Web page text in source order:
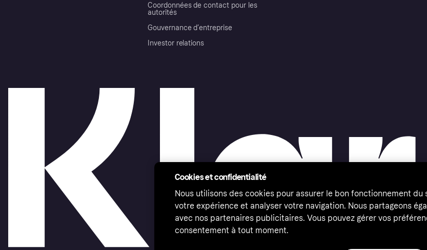
Coordonnées de contact pour les
autorités
Gouvernance d’entreprise
Investor relations
Cookies et confidentialité
Nous utilisons des cookies pour assurer le bon fonctionnement du
votre expérience et analyser votre navigation. Nous partageons
avec nos partenaires publicitaires. Vous pouvez gérer vos
consentement à tout moment.